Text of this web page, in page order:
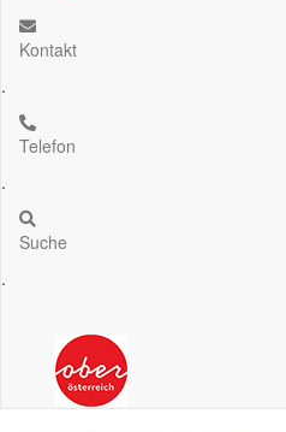
Kontakt
.
Telefon
.
Suche
.